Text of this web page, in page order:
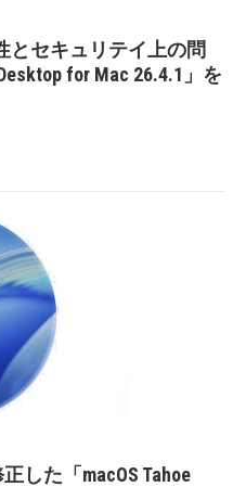
とセキュリテイ上の問
for Mac 26.4.1」を
した「macOS Tahoe